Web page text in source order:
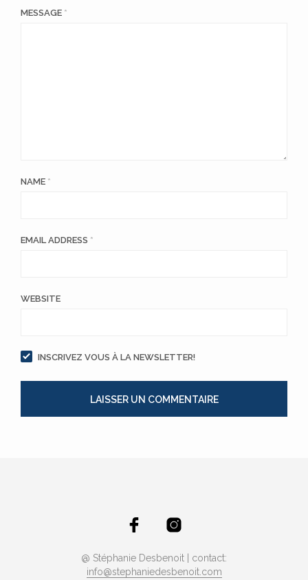
MESSAGE *
NAME *
EMAIL ADDRESS *
WEBSITE
INSCRIVEZ VOUS À LA NEWSLETTER!
@ Stéphanie Desbenoit | contact:
info@stephaniedesbenoit.com